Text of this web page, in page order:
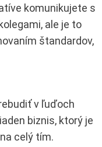
komunikujete s
ale je to
štandardov,
v ľuďoch
biznis, ktorý je
celý tím.